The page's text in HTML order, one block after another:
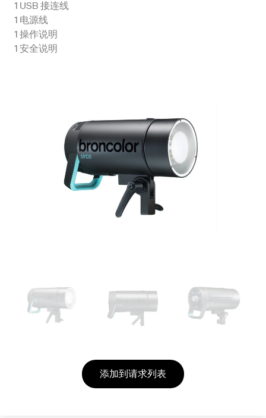
1 USB 接连线
1 电源线
1 操作说明
1 安全说明
添加到请求列表